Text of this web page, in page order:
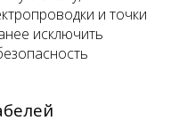
и точки
исключить